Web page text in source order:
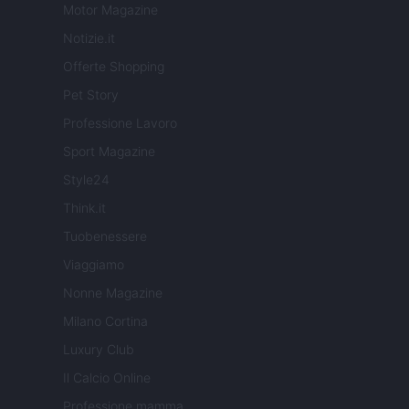
Motor Magazine
Notizie.it
Offerte Shopping
Pet Story
Professione Lavoro
Sport Magazine
Style24
Think.it
Tuobenessere
Viaggiamo
Nonne Magazine
Milano Cortina
Luxury Club
Il Calcio Online
Professione mamma